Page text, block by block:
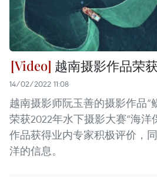
越南摄影作品荣
14/02/2022 11:08
越南摄影师阮玉善的摄影作品“
荣获2022年水下摄影大赛“海洋
作品获得业内专家积极评价，
洋的信息。